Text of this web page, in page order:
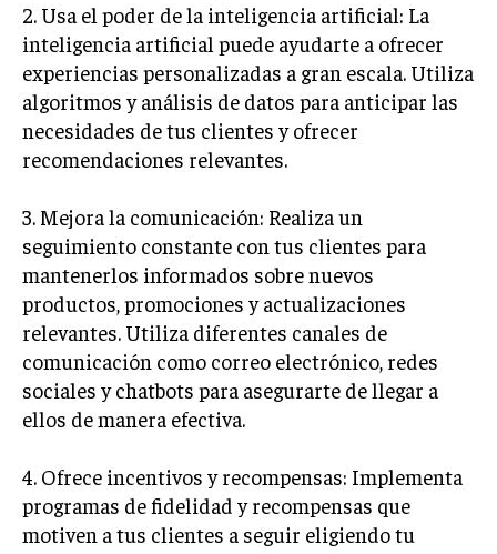
MÁS
PROYECTOS
GESTIÓN DE PROYECTOS
GESTIÓN DE OPERACIONES Y CADENA DE
SUMINISTRO
CALIDAD Y MEJORA CONTINUA
TALENTOS
RECURSOS HUMANOS Y GESTIÓN DEL
TALENTO
COMPENSACIÓN Y BENEFICIOS
RECLUTAMIENTO Y SELECCIÓN
GESTIÓN DEL DESEMPEÑO
CULTURA Y CLIMA ORGANIZACIONAL
2. Usa el poder de la inteligencia artificial: La
inteligencia artificial puede ayudarte a ofrecer
experiencias personalizadas a gran escala. Utiliza
algoritmos y análisis de datos para anticipar las
necesidades de tus clientes y ofrecer
recomendaciones relevantes.
3. Mejora la comunicación: Realiza un
seguimiento constante con tus clientes para
mantenerlos informados sobre nuevos
productos, promociones y actualizaciones
relevantes. Utiliza diferentes canales de
comunicación como correo electrónico, redes
sociales y chatbots para asegurarte de llegar a
ellos de manera efectiva.
4. Ofrece incentivos y recompensas: Implementa
programas de fidelidad y recompensas que
motiven a tus clientes a seguir eligiendo tu